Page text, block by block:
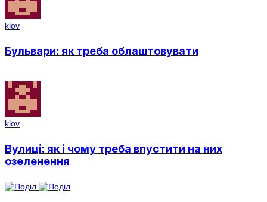
klov
Бульвари: як треба облаштовувати
klov
Вулиці: як і чому треба впустити на них
озеленення